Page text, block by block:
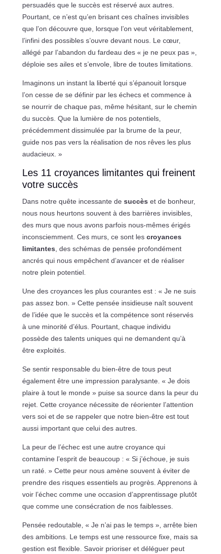
persuadés que le succès est réservé aux autres.
Pourtant, ce n’est qu’en brisant ces chaînes invisibles
que l’on découvre que, lorsque l’on veut véritablement,
l’infini des possibles s’ouvre devant nous. Le cœur,
allégé par l’abandon du fardeau des « je ne peux pas »,
déploie ses ailes et s’envole, libre de toutes limitations.
Imaginons un instant la liberté qui s’épanouit lorsque
l’on cesse de se définir par les échecs et commence à
se nourrir de chaque pas, même hésitant, sur le chemin
du succès. Que la lumière de nos potentiels,
précédemment dissimulée par la brume de la peur,
guide nos pas vers la réalisation de nos rêves les plus
audacieux. »
Les 11 croyances limitantes qui freinent
votre succès
Dans notre quête incessante de succès et de bonheur,
nous nous heurtons souvent à des barrières invisibles,
des murs que nous avons parfois nous-mêmes érigés
inconsciemment. Ces murs, ce sont les croyances
limitantes , des schémas de pensée profondément
ancrés qui nous empêchent d’avancer et de réaliser
notre plein potentiel.
Une des croyances les plus courantes est : « Je ne suis
pas assez bon. » Cette pensée insidieuse naît souvent
de l’idée que le succès et la compétence sont réservés
à une minorité d’élus. Pourtant, chaque individu
possède des talents uniques qui ne demandent qu’à
être exploités.
Se sentir responsable du bien-être de tous peut
également être une impression paralysante. « Je dois
plaire à tout le monde » puise sa source dans la peur du
rejet. Cette croyance nécessite de réorienter l’attention
vers soi et de se rappeler que notre bien-être est tout
aussi important que celui des autres.
La peur de l’échec est une autre croyance qui
contamine l’esprit de beaucoup : « Si j’échoue, je suis
un raté. » Cette peur nous amène souvent à éviter de
prendre des risques essentiels au progrès. Apprenons à
voir l’échec comme une occasion d’apprentissage plutôt
que comme une consécration de nos faiblesses.
Pensée redoutable, « Je n’ai pas le temps », arrête bien
des ambitions. Le temps est une ressource fixe, mais sa
gestion est flexible. Savoir prioriser et déléguer peut